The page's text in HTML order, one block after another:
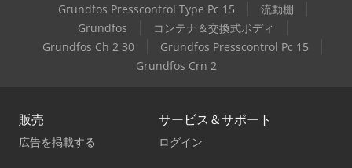
Grundfos Presscontrol Type Pc 15
流動棚
Grundfos
コンテナ＆交換式ボディ
Grundfos Ch 2 30
Grundfos Presscontrol Pc 15
Grundfos Crn 2
販売
広告を掲載する
サービス＆サポート
ログイン